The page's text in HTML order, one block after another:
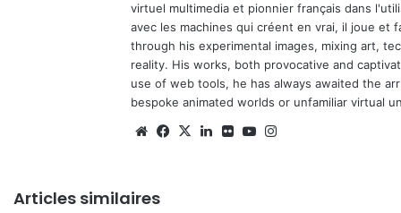
virtuel multimedia et pionnier français dans
avec les machines qui créent en vrai, il joue et
through his experimental images, mixing art,
reality. His works, both provocative and
use of web tools, he has always awaited the
bespoke animated worlds or unfamiliar virtual
We Fa
X
Lin Fli Yo
Articles similaires